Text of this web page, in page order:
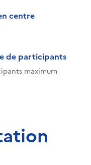
centre
de participants
maximum